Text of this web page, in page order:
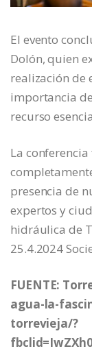
El evento
Dolón, quien
realización de
importancia
recurso
La
presencia de
expertos y
hidráulica de
25.4.2024
FUENTE:
agua-la-
torrevieja/?